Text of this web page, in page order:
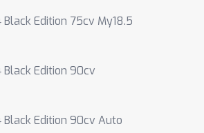
Black Edition 75cv My18.5
Black Edition 90cv
Black Edition 90cv Auto